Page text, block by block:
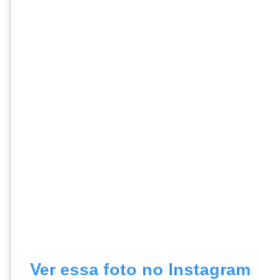
Ver essa foto no Instagram